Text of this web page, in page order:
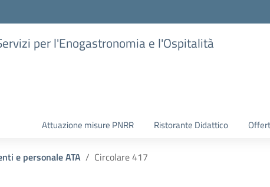
per l'Enogastronomia e l'Ospitalità
Attuazione misure PNRR Ristorante Didattico
e personale ATA Circolare 417